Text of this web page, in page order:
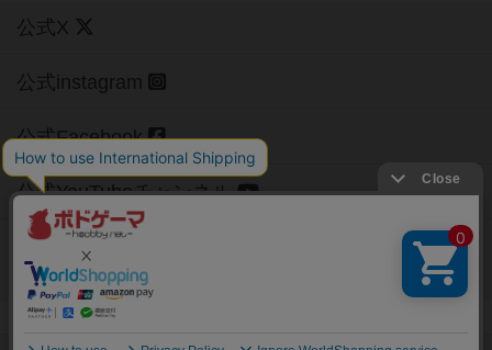
公式X
公式instagram
公式Facebook
公式YouTubeチャンネル